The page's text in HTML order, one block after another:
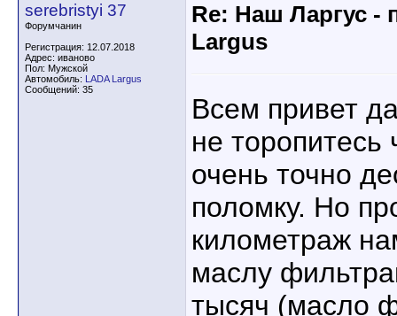
serebristyi 37
Форумчанин
Регистрация: 12.07.2018
Адрес: иваново
Пол: Мужской
Автомобиль: LADA Largus
Сообщений: 35
Re: Наш Ларгус -
Largus
Всем привет
не торопитесь
очень точно
поломку. Но
километраж
маслу
тысяч (масло